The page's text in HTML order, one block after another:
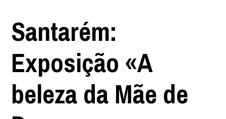
Santarém:
Exposição «A
beleza da Mãe de